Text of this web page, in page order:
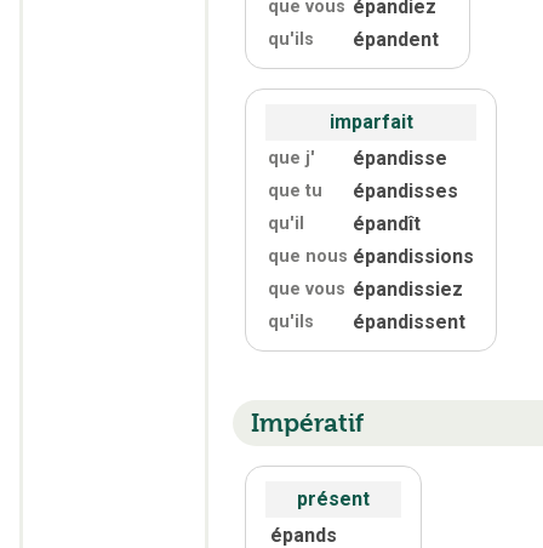
que vous épandiez
qu'ils épandent
imparfait
que j' épandisse
que tu épandisses
qu'il épandît
que nous épandissions
que vous épandissiez
qu'ils épandissent
Impératif
présent
épands